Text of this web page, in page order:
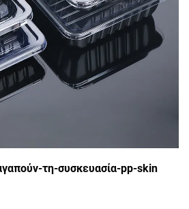
τη-συσκευασία-pp-skin